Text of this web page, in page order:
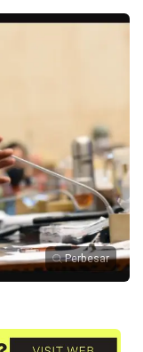
Perbesar